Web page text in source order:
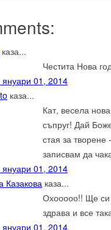
каза...
Честита Нова
януари 01, 2014
каза...
Кат, весела
съпруг! Дай
стая за
записвам да
януари 01, 2014
Казакова каза...
Охооооо!! Ще си
здрава и все
януари 01, 2014